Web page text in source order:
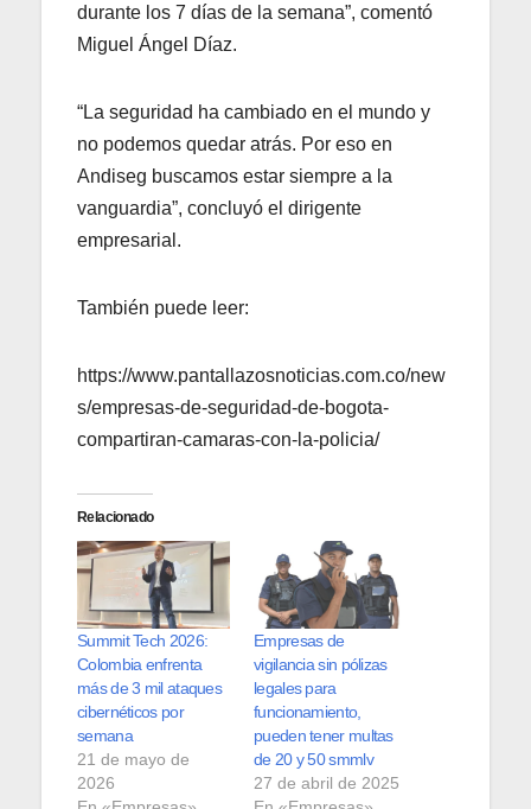
durante los 7 días de la semana”, comentó
Miguel Ángel Díaz.
“La seguridad ha cambiado en el mundo y
no podemos quedar atrás. Por eso en
Andiseg buscamos estar siempre a la
vanguardia”, concluyó el dirigente
empresarial.
También puede leer:
https://www.pantallazosnoticias.com.co/new
s/empresas-de-seguridad-de-bogota-
compartiran-camaras-con-la-policia/
Relacionado
Summit Tech 2026:
Colombia enfrenta
más de 3 mil ataques
cibernéticos por
semana
21 de mayo de
2026
Empresas de
vigilancia sin pólizas
legales para
funcionamiento,
pueden tener multas
de 20 y 50 smmlv
27 de abril de 2025